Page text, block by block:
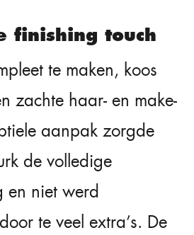
finishing touch
te maken, koos
zachte haar- en make-
aanpak zorgde
de volledige
en niet werd
te veel extra’s. De